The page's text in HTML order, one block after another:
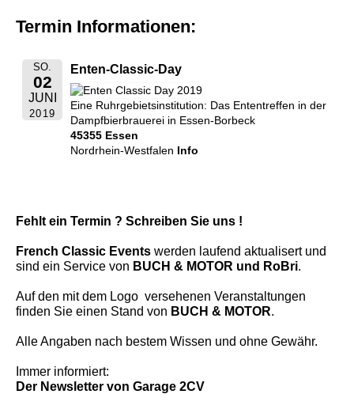
Termin Informationen:
SO.
02
JUNI
2019
Enten-Classic-Day
Eine Ruhrgebietsinstitution: Das Ententreffen in der
Dampfbierbrauerei in Essen-Borbeck
45355 Essen
Nordrhein-Westfalen Info
Fehlt ein Termin ? Schreiben Sie uns !
French Classic Events werden laufend aktualisert und
sind ein Service von BUCH & MOTOR und RoBri.
Auf den mit dem Logo versehenen Veranstaltungen
finden Sie einen Stand von BUCH & MOTOR.
Alle Angaben nach bestem Wissen und ohne Gewähr.
Immer informiert:
Der Newsletter von Garage 2CV